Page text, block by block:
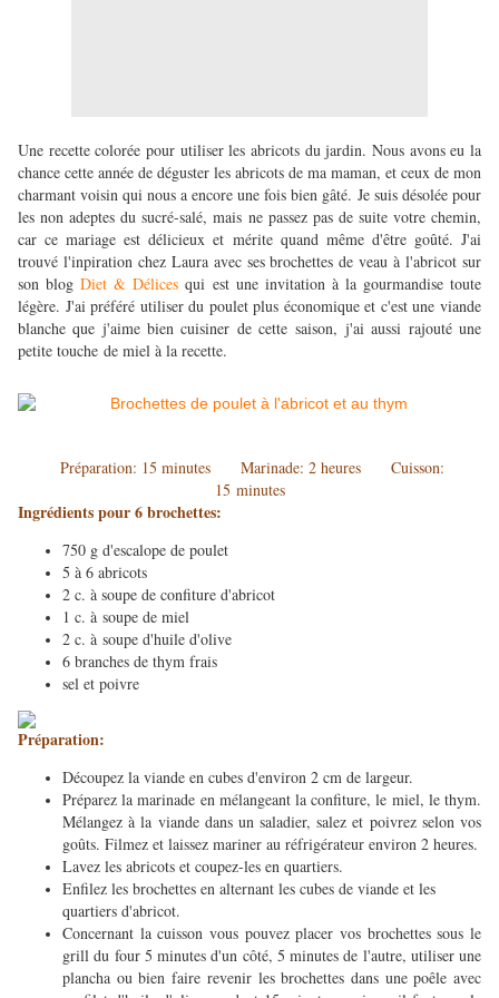
Une recette colorée pour utiliser les abricots du jardin. Nous avons eu la
chance cette année de déguster les abricots de ma maman, et ceux de mon
charmant voisin qui nous a encore une fois bien gâté. Je suis désolée pour
les non adeptes du sucré-salé, mais ne passez pas de suite votre chemin,
car ce mariage est délicieux et mérite quand même d'être goûté. J'ai
trouvé l'inpiration chez Laura avec ses brochettes de veau à l'abricot sur
son blogDiet & Délices qui est une invitation à la gourmandise toute
légère. J'ai préféré utiliser du poulet plus économique et c'est une viande
blanche que j'aime bien cuisiner de cette saison, j'ai aussi rajouté une
petite touche de miel à la recette.
Préparation: 15 minutes Marinade: 2 heures Cuisson:
15 minutes
Ingrédients pour 6 brochettes:
750 g d'escalope de poulet
5 à 6 abricots
2 c. à soupe de confiture d'abricot
1 c. à soupe de miel
2 c. à soupe d'huile d'olive
6 branches de thym frais
sel et poivre
Préparation:
Découpez la viande en cubes d'environ 2 cm de largeur.
Préparez la marinade en mélangeant la confiture, le miel, le thym.
Mélangez à la viande dans un saladier, salez et poivrez selon vos
goûts. Filmez et laissez mariner au réfrigérateur environ 2 heures.
Lavez les abricots et coupez-les en quartiers.
Enfilez les brochettes en alternant les cubes de viande et les
quartiers d'abricot.
Concernant la cuisson vous pouvez placer vos brochettes sous le
grill du four 5 minutes d'un côté, 5 minutes de l'autre, utiliser une
plancha ou bien faire revenir les brochettes dans une poêle avec